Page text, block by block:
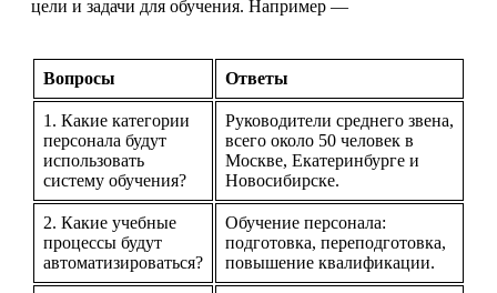
цели и задачи для обучения. Например —
Вопросы Ответы
1. Какие категории
персонала будут
использовать
систему обучения?
Руководители среднего звена,
всего около 50 человек в
Москве, Екатеринбурге и
Новосибирске.
2. Какие учебные
процессы будут
автоматизироваться?
Обучение персонала:
подготовка, переподготовка,
повышение квалификации.